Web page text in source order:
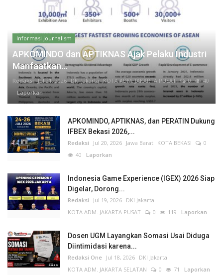
Informasi Journalism
APKOMINDO dan APTIKNAS Ajak Pelaku Industri
Manfaatkan...
Redaksi Jul 21, 2026 DKI Jakarta KOTA ADM. JAKARTA PUSAT 0
40
Laporkan
APKOMINDO, APTIKNAS, dan PERATIN Dukung
IFBEX Bekasi 2026,...
Redaksi Jul 20, 2026 Jawa Barat KOTA BEKASI
0
40 Laporkan
Indonesia Game Experience (IGEX) 2026 Siap
Digelar, Dorong...
Redaksi Jul 19, 2026 DKI Jakarta
KOTA ADM. JAKARTA PUSAT
0 119 Laporkan
Dosen UGM Layangkan Somasi Usai Diduga
Diintimidasi karena...
Redaksi One Jul 18, 2026 DKI Jakarta
KOTA ADM. JAKARTA SELATAN
0 71 Laporkan